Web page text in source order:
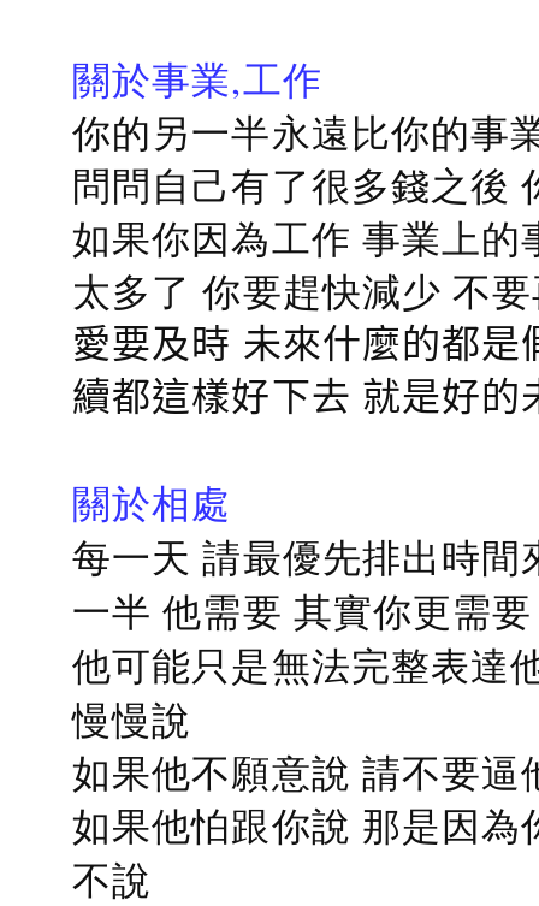
關於事業,工作
你的另一半永遠比你的事
問問自己有了很多錢之後
如果你因為工作 事業上
太多了 你要趕快減少 不
愛要及時 未來什麼的都
續都這樣好下去 就是好的
關於相處
每一天 請最優先排出時
一半 他需要 其實你更需要
他可能只是無法完整表達
慢慢說
如果他不願意說 請不要逼
如果他怕跟你說 那是因
不說